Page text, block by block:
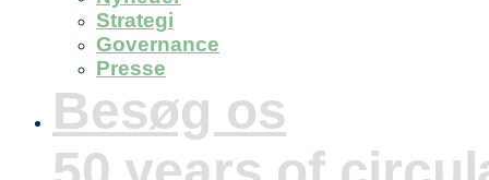
Strategi
Governance
Presse
Besøg os